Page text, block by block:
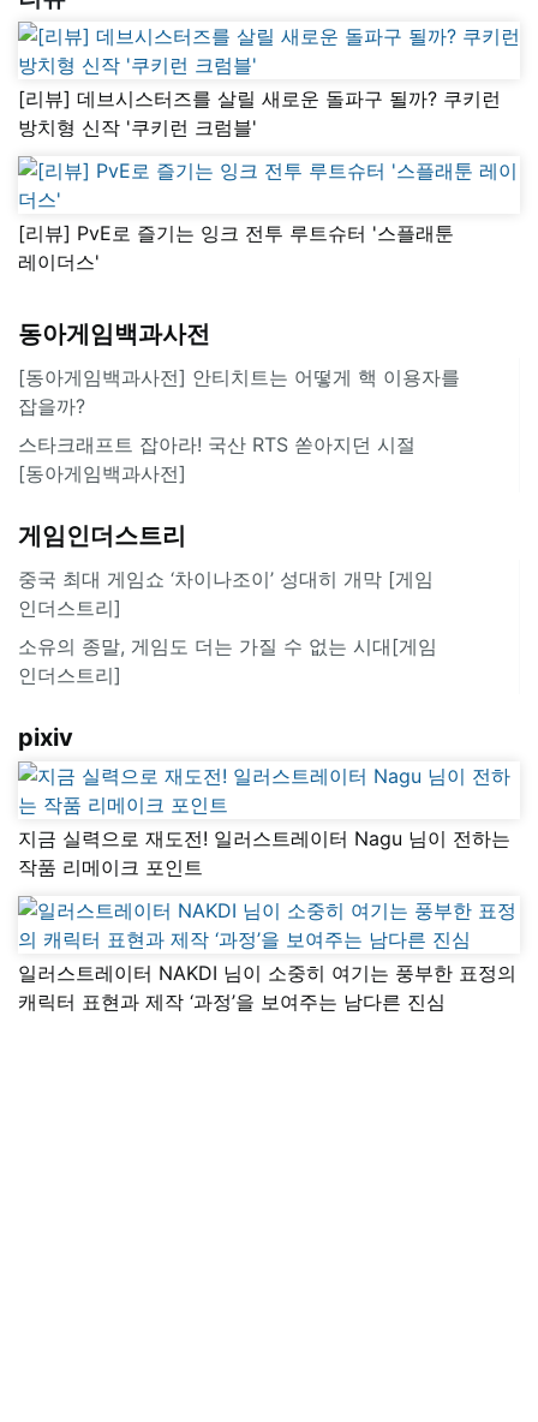
[리뷰] 데브시스터즈를 살릴 새로운 돌파구 될까? 쿠키런
방치형 신작 '쿠키런 크럼블'
[리뷰] PvE로 즐기는 잉크 전투 루트슈터 '스플래툰
레이더스'
동아게임백과사전
[동아게임백과사전] 안티치트는 어떻게 핵 이용자를
잡을까?
스타크래프트 잡아라! 국산 RTS 쏟아지던 시절
[동아게임백과사전]
게임인더스트리
중국 최대 게임쇼 ‘차이나조이’ 성대히 개막 [게임
인더스트리]
소유의 종말, 게임도 더는 가질 수 없는 시대[게임
인더스트리]
pixiv
지금 실력으로 재도전! 일러스트레이터 Nagu 님이 전하는
작품 리메이크 포인트
일러스트레이터 NAKDI 님이 소중히 여기는 풍부한 표정의
캐릭터 표현과 제작 ‘과정’을 보여주는 남다른 진심